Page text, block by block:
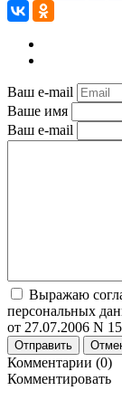
Ваш e-mail
Ваше имя
Ваш e-mail
Выражаю
персональных
от 27.07.2006 N
Отправить
Комментарии (0)
Комментировать